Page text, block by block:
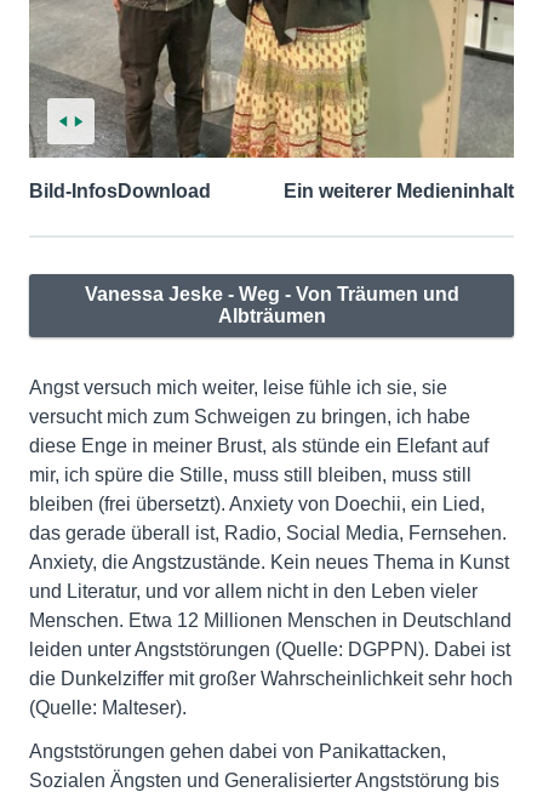
Bild-InfosDownload Ein weiterer Medieninhalt
Vanessa Jeske - Weg - Von Träumen und
Albträumen
Angst versuch mich weiter, leise fühle ich sie, sie
versucht mich zum Schweigen zu bringen, ich habe
diese Enge in meiner Brust, als stünde ein Elefant auf
mir, ich spüre die Stille, muss still bleiben, muss still
bleiben (frei übersetzt). Anxiety von Doechii, ein Lied,
das gerade überall ist, Radio, Social Media, Fernsehen.
Anxiety, die Angstzustände. Kein neues Thema in Kunst
und Literatur, und vor allem nicht in den Leben vieler
Menschen. Etwa 12 Millionen Menschen in Deutschland
leiden unter Angststörungen (Quelle: DGPPN). Dabei ist
die Dunkelziffer mit großer Wahrscheinlichkeit sehr hoch
(Quelle: Malteser).
Angststörungen gehen dabei von Panikattacken,
Sozialen Ängsten und Generalisierter Angststörung bis